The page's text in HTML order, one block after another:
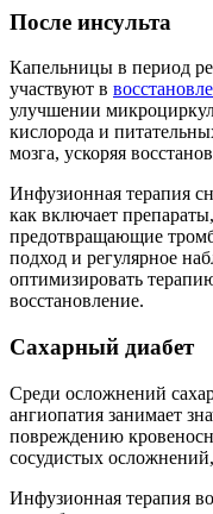
После инсульта
Капельницы в период
участвуют в
улучшении
кислорода и
мозга, ускоряя
Инфузионная терапия
как включает
предотвращающие
подход и регулярное
оптимизировать
восстановление.
Сахарный диабет
Среди осложнений
ангиопатия занимает
повреждению
сосудистых
Инфузионная терапия